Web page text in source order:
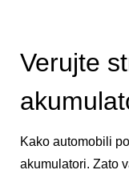
Verujte
Kako automobili
akumulatori. Zato